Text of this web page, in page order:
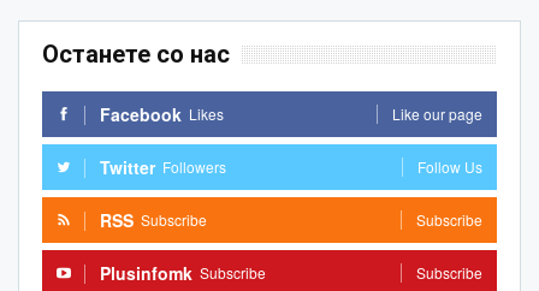
Останете со нас
Facebook Likes Like our page
Twitter Followers Follow Us
RSS Subscribe Subscribe
Plusinfomk Subscribe Subscribe